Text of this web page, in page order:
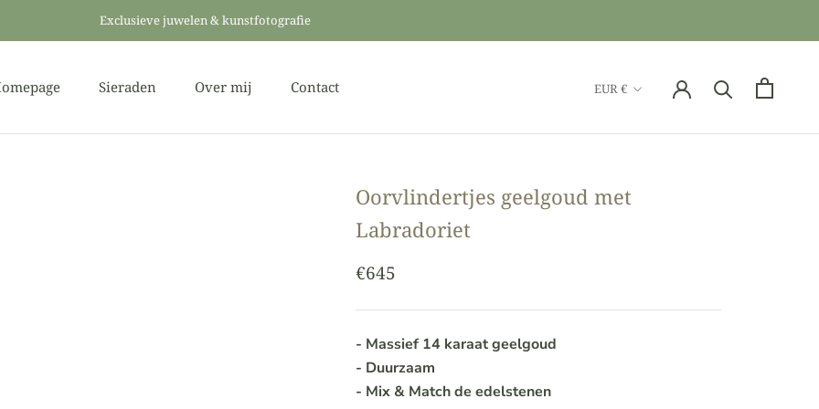
Exclusieve juwelen & kunstfotografie
Sieraden
Over mij
Contact
Valuta
EUR €
Oorvlindertjes geelgoud met
Labradoriet
€645
- Massief 14 karaat geelgoud
- Duurzaam
- Mix & Match de edelstenen